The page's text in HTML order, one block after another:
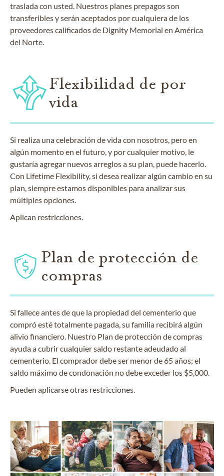
traslada con usted. Nuestros planes prepagos son
transferibles y serán aceptados por cualquiera de los
proveedores calificados de Dignity Memorial en América
del Norte.
Flexibilidad de por
vida
Si realiza una celebración de vida con nosotros, pero en
algún momento en el futuro, y por cualquier motivo, le
gustaría agregar nuevos arreglos a su plan, puede hacerlo.
Con Lifetime Flexibility, si desea realizar algún cambio en su
plan, siempre estamos disponibles para analizar sus
múltiples opciones.
Aplican restricciones.
Plan de protección de
compras
Si fallece antes de que la propiedad del cementerio que
compró esté totalmente pagada, su familia recibirá algún
alivio financiero. Nuestro Plan de protección de compras
ayuda a cubrir cualquier saldo restante adeudado al
cementerio. El comprador debe ser menor de 65 años; el
saldo máximo de condonación no debe exceder los $5,000.
Pueden aplicarse otras restricciones.